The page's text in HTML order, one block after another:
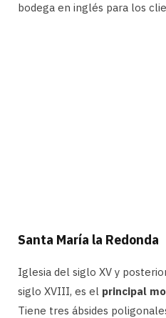
bodega en inglés para los
Santa María la Redonda
Iglesia del siglo XV y
siglo XVIII, es el principal
Tiene tres ábsides